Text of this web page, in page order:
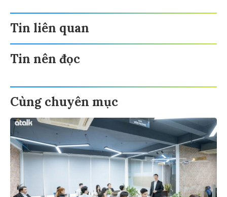
Tin liên quan
Tin nên đọc
Cùng chuyên mục